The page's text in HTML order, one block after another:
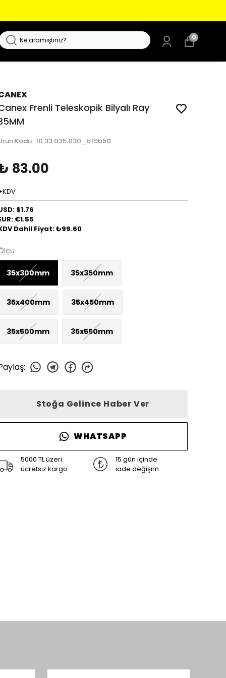
0
Frenli Teleskopik Bilyalı Ray
Kodu: 10.33.035.030_bf9b50
83.00
$1.76
€1.55
Dahil Fiyat: ₺99.60
35x300mm 35x350mm
35x400mm 35x450mm
35x500mm 35x550mm
:
Stoğa Gelince Haber Ver
WHATSAPP
5000 TL üzeri
ücretsiz kargo
15 gün içinde
iade değişim